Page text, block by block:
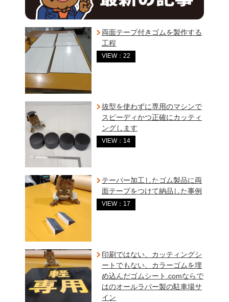
両面テープ付きゴムを製作する
工程
VIEW：22
抜型を使わずに専用のマシンで
スピーディかつ正確にカッティ
ングします
VIEW：14
テーパー加工したゴム製品に両
面テープをつけて納品した事例
VIEW：17
印刷ではない、カッティングシ
ートでもない、カラーゴムを埋
め込んだゴムシート.comならで
はのオールラバー製の駐車場サ
イン